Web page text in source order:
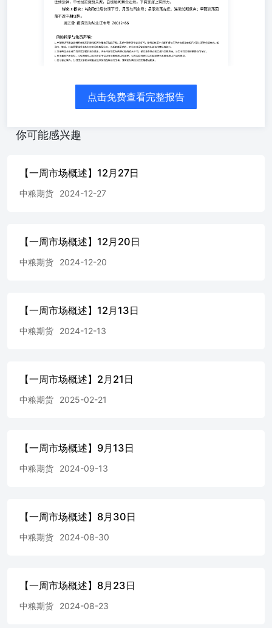
点击免费查看完整报告
你可能感兴趣
【一周市场概述】12月27日
中粮期货 2024-12-27
【一周市场概述】12月20日
中粮期货 2024-12-20
【一周市场概述】12月13日
中粮期货 2024-12-13
【一周市场概述】2月21日
中粮期货 2025-02-21
【一周市场概述】9月13日
中粮期货 2024-09-13
【一周市场概述】8月30日
中粮期货 2024-08-30
【一周市场概述】8月23日
中粮期货 2024-08-23